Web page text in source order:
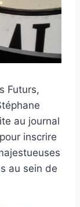
Futurs,
au journal
inscrire
au sein de